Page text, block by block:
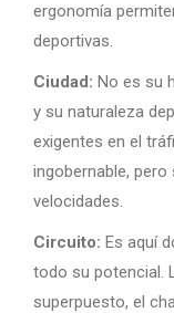
ergonomía
deportivas.
Ciudad: No es su
y su naturaleza
exigentes en el
ingobernable, pero
velocidades.
Circuito: Es aquí
todo su potencial.
superpuesto, el